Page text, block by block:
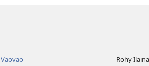
Vaovao Rohy Ilaina